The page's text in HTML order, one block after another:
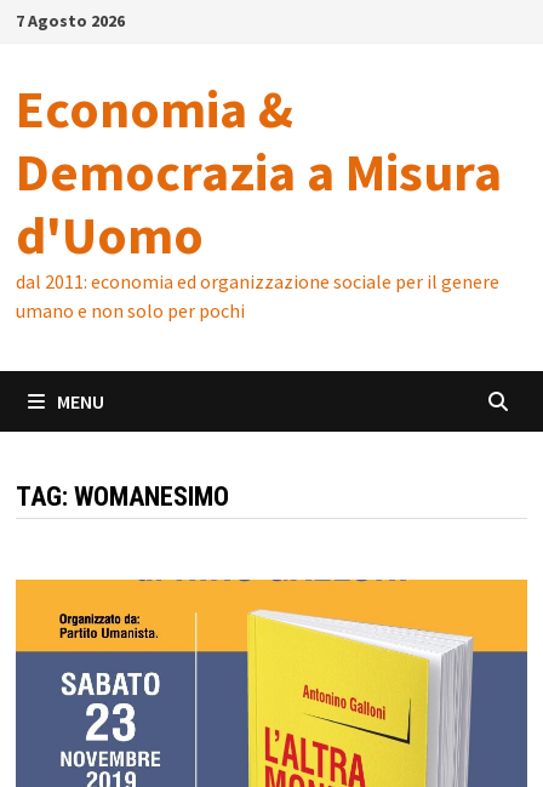
Skip7 Agosto 2026
Economia &
Democrazia a Misura
d'Uomo
dal 2011: economia ed organizzazione sociale per il genere
umano e non solo per pochi
MENU
TAG: WOMANESIMO